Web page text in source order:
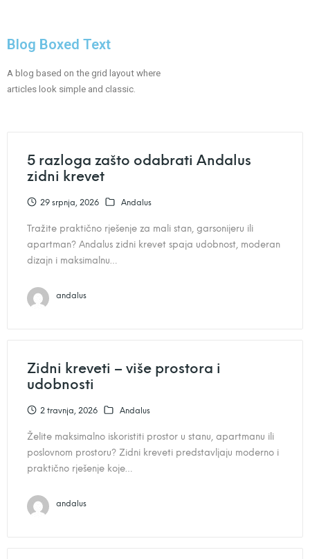
Blog Boxed Text
A blog based on the grid layout where
articles look simple and classic.
5 razloga zašto odabrati Andalus
zidni krevet
29 srpnja, 2026 Andalus
Tražite praktično rješenje za mali stan, garsonijeru ili
apartman? Andalus zidni krevet spaja udobnost, moderan
dizajn i maksimalnu…
andalus
Zidni kreveti – više prostora i
udobnosti
2 travnja, 2026 Andalus
Želite maksimalno iskoristiti prostor u stanu, apartmanu ili
poslovnom prostoru? Zidni kreveti predstavljaju moderno i
praktično rješenje koje…
andalus